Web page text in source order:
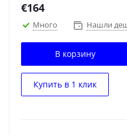
€164
Много Нашли
В корзину
Купить в 1 клик